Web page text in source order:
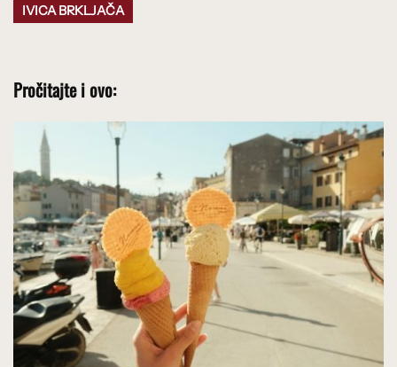
IVICA BRKLJAČA
Pročitajte i ovo: